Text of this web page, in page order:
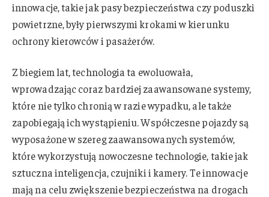
innowacje, takie jak pasy bezpieczeństwa czy poduszki
powietrzne, były pierwszymi krokami w kierunku
ochrony kierowców i pasażerów.
Z biegiem lat, technologia ta ewoluowała,
wprowadzając coraz bardziej zaawansowane systemy,
które nie tylko chronią w razie wypadku, ale także
zapobiegają ich wystąpieniu. Współczesne pojazdy są
wyposażone w szereg zaawansowanych systemów,
które wykorzystują nowoczesne technologie, takie jak
sztuczna inteligencja, czujniki i kamery. Te innowacje
mają na celu zwiększenie bezpieczeństwa na drogach